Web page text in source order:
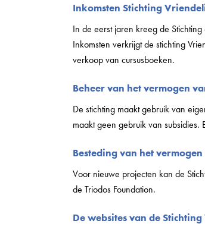
Inkomsten Stichting
In de eerst jaren kreeg de
Inkomsten verkrijgt de stichting
verkoop van cursusboeken.
Beheer van het vermogen
De stichting maakt gebruik van
maakt geen gebruik van
Besteding van het vermogen
Voor nieuwe projecten kan de
de Triodos Foundation.
De websites van de